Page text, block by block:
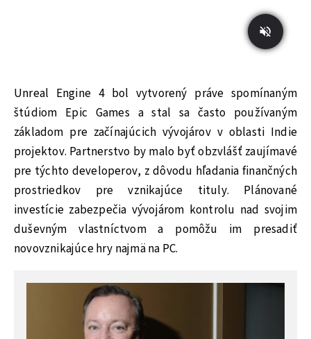
Unreal Engine 4 bol vytvorený práve spomínaným
štúdiom Epic Games a stal sa často používaným
základom pre začínajúcich vývojárov v oblasti Indie
projektov. Partnerstvo by malo byť obzvlášť zaujímavé
pre týchto developerov, z dôvodu hľadania finančných
prostriedkov pre vznikajúce tituly. Plánované
investície zabezpečia vývojárom kontrolu nad svojim
duševným vlastníctvom a pomôžu im presadiť
novovznikajúce hry najmä na PC.